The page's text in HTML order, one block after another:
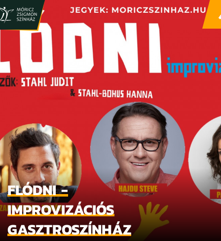
FLÓDNI -
IMPROVIZÁCIÓS
GASZTROSZÍNHÁZ